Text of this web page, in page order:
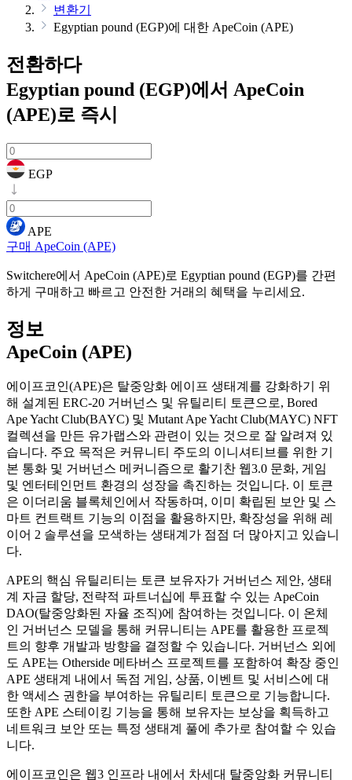
변환기
Egyptian pound (EGP)에 대한 ApeCoin (APE)
전환하다
Egyptian pound (EGP)에서 ApeCoin
(APE)로 즉시
EGP
APE
구매 ApeCoin (APE)
Switchere에서 ApeCoin (APE)로 Egyptian pound (EGP)를 간편
하게 구매하고 빠르고 안전한 거래의 혜택을 누리세요.
정보
ApeCoin (APE)
에이프코인(APE)은 탈중앙화 에이프 생태계를 강화하기 위
해 설계된 ERC-20 거버넌스 및 유틸리티 토큰으로, Bored
Ape Yacht Club(BAYC) 및 Mutant Ape Yacht Club(MAYC) NFT
컬렉션을 만든 유가랩스와 관련이 있는 것으로 잘 알려져 있
습니다. 주요 목적은 커뮤니티 주도의 이니셔티브를 위한 기
본 통화 및 거버넌스 메커니즘으로 활기찬 웹3.0 문화, 게임
및 엔터테인먼트 환경의 성장을 촉진하는 것입니다. 이 토큰
은 이더리움 블록체인에서 작동하며, 이미 확립된 보안 및 스
마트 컨트랙트 기능의 이점을 활용하지만, 확장성을 위해 레
이어 2 솔루션을 모색하는 생태계가 점점 더 많아지고 있습니
다.
APE의 핵심 유틸리티는 토큰 보유자가 거버넌스 제안, 생태
계 자금 할당, 전략적 파트너십에 투표할 수 있는 ApeCoin
DAO(탈중앙화된 자율 조직)에 참여하는 것입니다. 이 온체
인 거버넌스 모델을 통해 커뮤니티는 APE를 활용한 프로젝
트의 향후 개발과 방향을 결정할 수 있습니다. 거버넌스 외에
도 APE는 Otherside 메타버스 프로젝트를 포함하여 확장 중인
APE 생태계 내에서 독점 게임, 상품, 이벤트 및 서비스에 대
한 액세스 권한을 부여하는 유틸리티 토큰으로 기능합니다.
또한 APE 스테이킹 기능을 통해 보유자는 보상을 획득하고
네트워크 보안 또는 특정 생태계 풀에 추가로 참여할 수 있습
니다.
에이프코인은 웹3 인프라 내에서 차세대 탈중앙화 커뮤니티